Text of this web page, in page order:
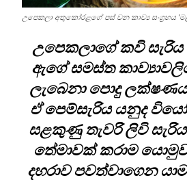
උපෙකලා අතුකෝරළගේ පස් වන කාව්‍ය සංග්‍රහය
උපෙකලාගේ කවි සැරිය
ඇගේ සමස්ත
ලැබෙනා පොදු
ඒ පෙම්සැරිය යනුද
සළකුණු තැවරි ලිවි
තේමාවක් කරාම
දහරාව පවත්වාගෙන